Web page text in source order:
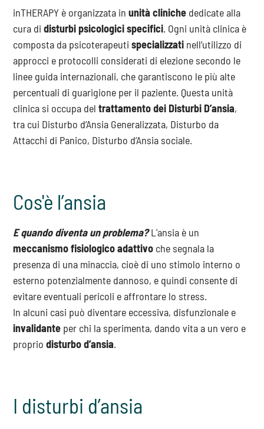
inTHERAPY è organizzata inunità cliniche dedicate alla
cura didisturbi psicologici specifici. Ogni unità clinica è
composta da psicoterapeutispecializzati nell’utilizzo di
approcci e protocolli considerati di elezione secondo le
linee guida internazionali, che garantiscono le più alte
percentuali di guarigione per il paziente. Questa unità
clinica si occupa deltrattamento dei Disturbi D’ansia,
tra cui Disturbo d’Ansia Generalizzata, Disturbo da
Attacchi di Panico, Disturbo d’Ansia sociale.
Cos'è l’ansia
E quando diventa un problema?L'ansia è un
meccanismo fisiologico adattivo che segnala la
presenza di una minaccia, cioè di uno stimolo interno o
esterno potenzialmente dannoso, e quindi consente di
evitare eventuali pericoli e affrontare lo stress.
In alcuni casi può diventare eccessiva, disfunzionale e
invalidante per chi la sperimenta, dando vita a un vero e
propriodisturbo d’ansia.
I disturbi d’ansia